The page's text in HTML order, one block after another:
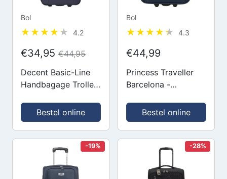
Bol
4.2
€34,95 €44,95
Decent Basic-Line
Handbagage Trolley
Donkerblauw
Bestel online
Bol
4.3
€44,99
Princess Traveller
Barcelona -
Dark Blue - S -
55cm
Bestel online
-19% -28%